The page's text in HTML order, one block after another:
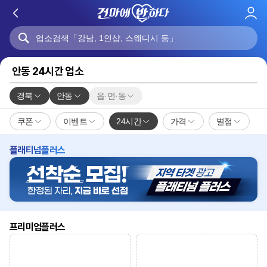
로
안동 24시간 업소
경북 안동 읍·면·동
쿠폰 이벤트 24시간 가격 별점
플래티넘플러스
프리미엄플러스